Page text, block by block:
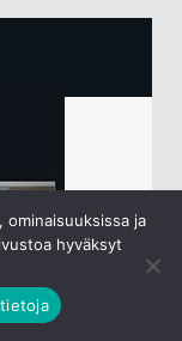
ja
hyväksyt